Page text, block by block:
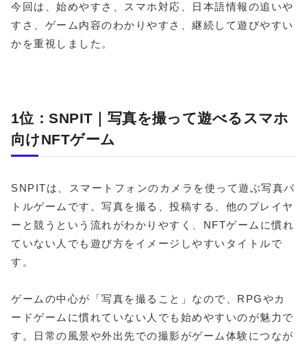
今回は、始めやすさ、スマホ対応、日本語情報の追いや
すさ、ゲーム内容のわかりやすさ、継続して遊びやすい
かを重視しました。
1位：SNPIT｜写真を撮って遊べるスマホ
向けNFTゲーム
SNPITは、スマートフォンのカメラを使って遊ぶ写真バ
トルゲームです。写真を撮る、投稿する、他のプレイヤ
ーと競うという流れがわかりやすく、NFTゲームに慣れ
ていない人でも遊び方をイメージしやすいタイトルで
す。
ゲームの中心が「写真を撮ること」なので、RPGやカ
ードゲームに慣れていない人でも始めやすいのが魅力で
す。日常の風景や外出先での撮影がゲーム体験につなが